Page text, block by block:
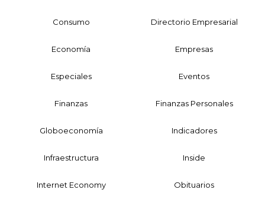
Consumo Directorio Empresarial
Economía Empresas
Especiales Eventos
Finanzas Finanzas Personales
Globoeconomía Indicadores
Infraestructura Inside
Internet Economy Obituarios